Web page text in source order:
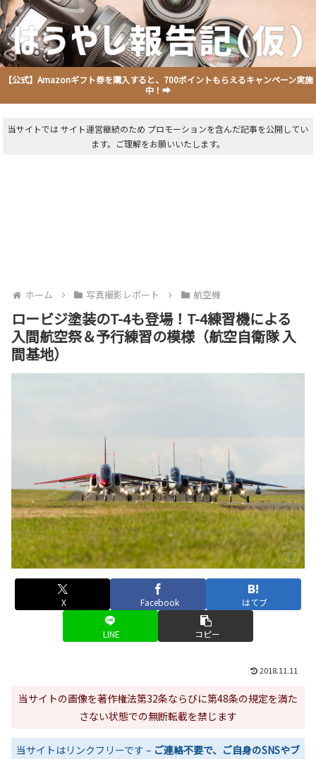
【公式】Amazonギフト券を購入すると、700ポイントもらえるキャンペーン実施
中！➡
当サイトでは サイト運営継続のため プロモーションを含んだ記事を公開してい
ます。ご理解をお願いいたします。
ホーム 写真撮影レポート 航空機
ロービジ塗装のT-4も登場！T-4練習機による
入間航空祭＆予行練習の模様（航空自衛隊 入
間基地）
X Facebook はてブ
LINE コピー
2018.11.11
当サイトの画像を著作権法第32条ならびに第48条の規定を満た
さない状態での無断転載を禁じます
当サイトはリンクフリーです – ご連絡不要で、ご自身のSNSやブ